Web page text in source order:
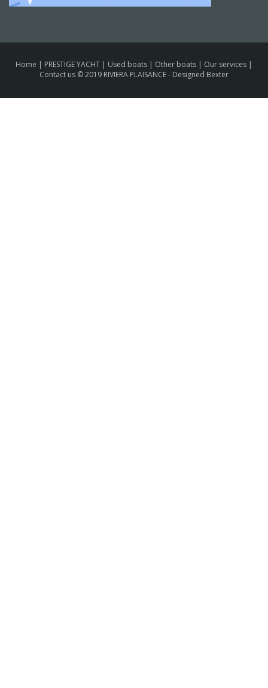
Home | PRESTIGE YACHT | Used boats | Other boats | Our services |
Contact us © 2019 RIVIERA PLAISANCE - Designed Bexter